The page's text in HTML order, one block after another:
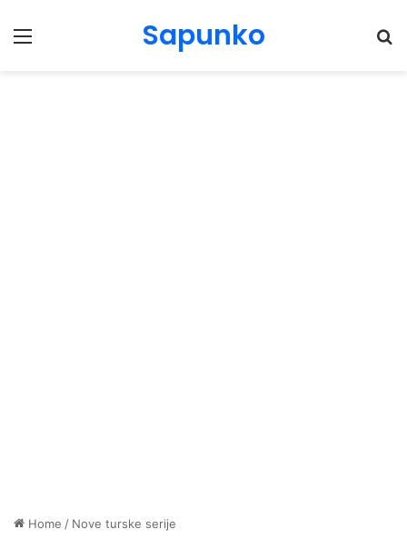
Menu Sapunko
Home / Nove turske serije